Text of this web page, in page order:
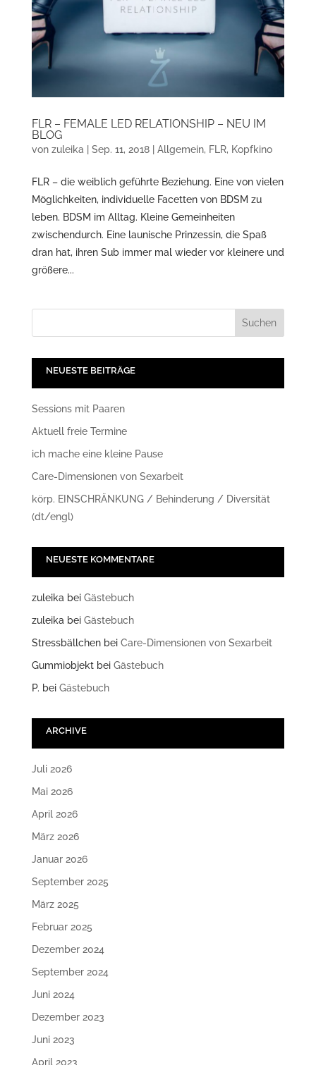
FLR – FEMALE LED RELATIONSHIP – NEU IM
BLOG
von zuleika| Sep. 11, 2018| Allgemein, FLR, Kopfkino
FLR – die weiblich geführte Beziehung. Eine von vielen
Möglichkeiten, individuelle Facetten von BDSM zu
leben. BDSM im Alltag. Kleine Gemeinheiten
zwischendurch. Eine launische Prinzessin, die Spaß
dran hat, ihren Sub immer mal wieder vor kleinere und
größere...
NEUESTE BEITRÄGE
Sessions mit Paaren
Aktuell freie Termine
ich mache eine kleine Pause
Care-Dimensionen von Sexarbeit
körp. EINSCHRÄNKUNG / Behinderung / Diversität
(dt/engl)
NEUESTE KOMMENTARE
zuleikabei Gästebuch
zuleikabei Gästebuch
Stressbällchenbei Care-Dimensionen von Sexarbeit
Gummiobjektbei Gästebuch
P. bei Gästebuch
ARCHIVE
Juli 2026
Mai 2026
April 2026
März 2026
Januar 2026
September 2025
März 2025
Februar 2025
Dezember 2024
September 2024
Juni 2024
Dezember 2023
Juni 2023
April 2023